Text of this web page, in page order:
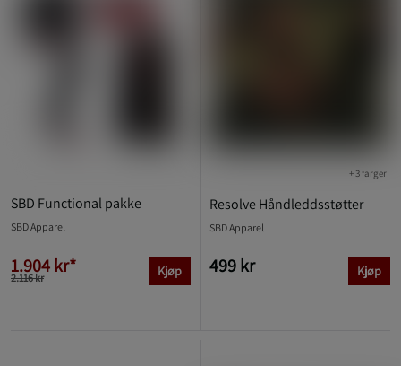
SBD Functional pakke
SBD Apparel
1.904 kr*
2.116 kr Kjøp
Resolve Håndleddsstøtter
+ 3 farger
SBD Apparel
499 kr Kjøp